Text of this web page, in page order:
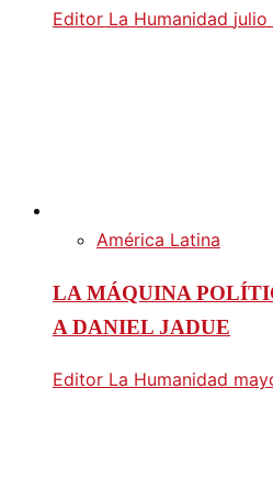
Editor La Humanidad julio
América Latina
LA MÁQUINA
A DANIEL JADUE
Editor La Humanidad